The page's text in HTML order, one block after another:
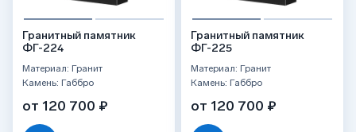
Гранитный памятник
ФГ-224
Материал: Гранит
Камень: Габбро
от 120 700 ₽
Гранитный памятник
ФГ-225
Материал: Гранит
Камень: Габбро
от 120 700 ₽